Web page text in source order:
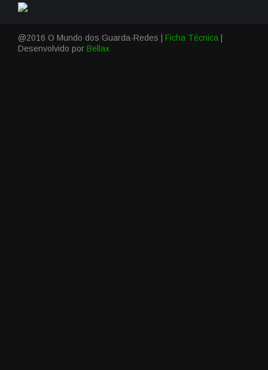
@2016 O Mundo dos Guarda-Redes | Ficha Técnica
Desenvolvido por Bellax